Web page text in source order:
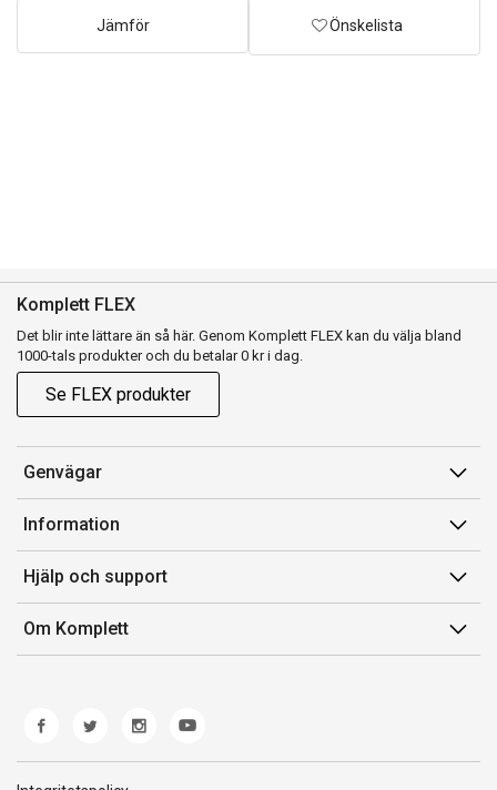
Jämför Önskelista
Komplett FLEX
Det blir inte lättare än så här. Genom Komplett FLEX kan du välja bland
1000-tals produkter och du betalar 0 kr i dag.
Se FLEX produkter
Genvägar
Konto
Orderhistorik
Presentkort
Komplett Club
Information
Försäljningsvillkor
Medlemsvillkor for Komplett Club
Lediga tjänster
Hjälp och support
Kontakta oss
Kundservice
Produkthjälp och retur
Felsökning och guider
Om Komplett